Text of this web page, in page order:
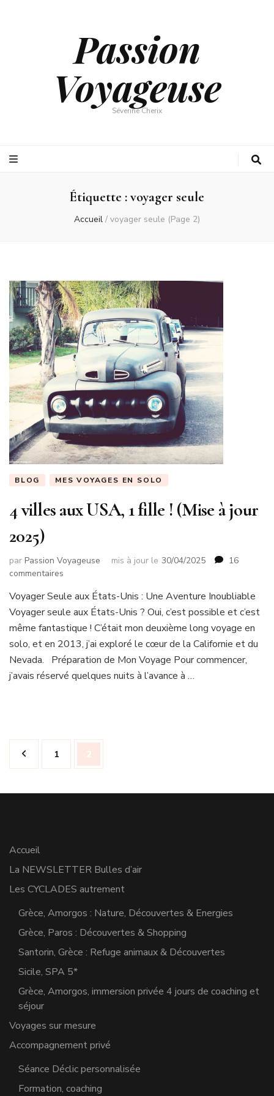
Passion
Voyageuse
Séverine Cherix
Étiquette :voyager seule
Accueil / voyager seule (Page 2)
BLOG MES VOYAGES EN SOLO
4 villes aux USA, 1 fille ! (Mise à jour
2025)
par Passion Voyageuse mis à jour le 30/04/2025
16
commentaires
villes
aux
USA,
fille
!
(Mise
Voyager Seule aux États-Unis : Une Aventure Inoubliable
Voyager seule aux États-Unis ? Oui, c’est possible et c’est
même fantastique ! C’était mon deuxième long voyage en
solo, et en 2013, j’ai exploré le cœur de la Californie et du
Nevada. Préparation de Mon Voyage Pour commencer,
j’avais réservé quelques nuits à l’avance à …
Pagination
des
Page
1 Page
2
Accueil
La NEWSLETTER Bulles d’air
Les CYCLADES autrement
Grèce, Amorgos : Nature, Découvertes & Energies
Grèce, Paros : Découvertes & Shopping
Santorin, Grèce : Refuge animaux & Découvertes
Sicile, SPA 5*
Grèce, Amorgos, immersion privée 4 jours de coaching et
séjour
Voyages sur mesure
Accompagnement privé
Séance Déclic personnalisée
Formation, coaching